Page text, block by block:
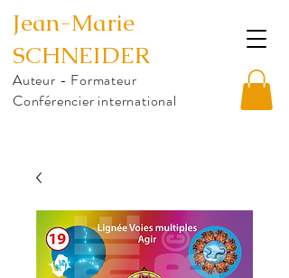
Jean-Marie
SCHNEIDER
Auteur - Formateur
Conférencier international